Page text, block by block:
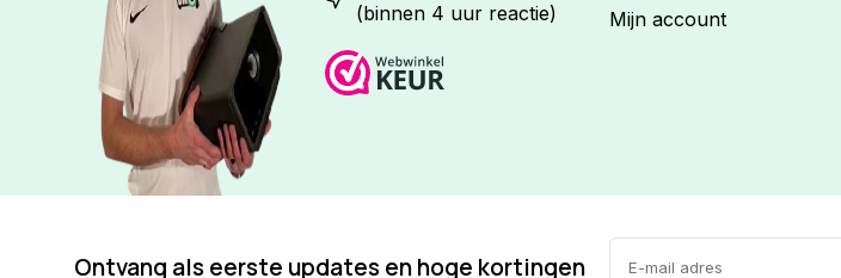
(binnen 4 uur reactie)
Mijn account
Ontvang als eerste updates en hoge kortingen